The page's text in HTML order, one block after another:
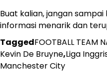
Buat kalian, jangan
informasi menarik dan
TaggedFOOTBALL TEAM
Kevin De Bruyne,Liga
Manchester City